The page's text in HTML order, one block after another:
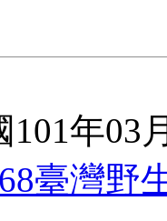
年03
臺灣野